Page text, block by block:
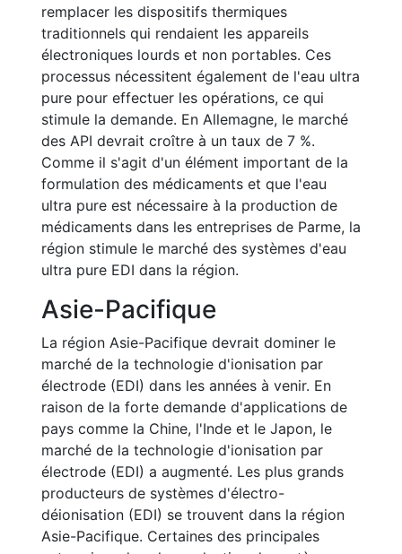
remplacer les dispositifs thermiques
traditionnels qui rendaient les appareils
électroniques lourds et non portables. Ces
processus nécessitent également de l'eau ultra
pure pour effectuer les opérations, ce qui
stimule la demande. En Allemagne, le marché
des API devrait croître à un taux de 7 %.
Comme il s'agit d'un élément important de la
formulation des médicaments et que l'eau
ultra pure est nécessaire à la production de
médicaments dans les entreprises de Parme, la
région stimule le marché des systèmes d'eau
ultra pure EDI dans la région.
Asie-Pacifique
La région Asie-Pacifique devrait dominer le
marché de la technologie d'ionisation par
électrode (EDI) dans les années à venir. En
raison de la forte demande d'applications de
pays comme la Chine, l'Inde et le Japon, le
marché de la technologie d'ionisation par
électrode (EDI) a augmenté. Les plus grands
producteurs de systèmes d'électro-
déionisation (EDI) se trouvent dans la région
Asie-Pacifique. Certaines des principales